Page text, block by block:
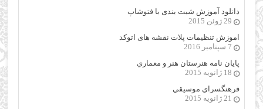
دانلود آموزش شیت بندی با فتوشاپ
29 ژوئن 2015
اموزش تنظیمات پلات نقشه های اتوکد
7 سپتامبر 2016
پایان نامه هنرستان هنر و معماري
18 ژانویه 2015
فرهنگسراي موسيقي
21 ژانویه 2015